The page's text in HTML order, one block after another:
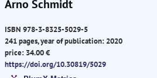
Arno Schmidt
ISBN 978-3-8325-5029-5
241 pages, year of publication: 2020
price: 34.00 €
https://doi.org/10.30819/5029